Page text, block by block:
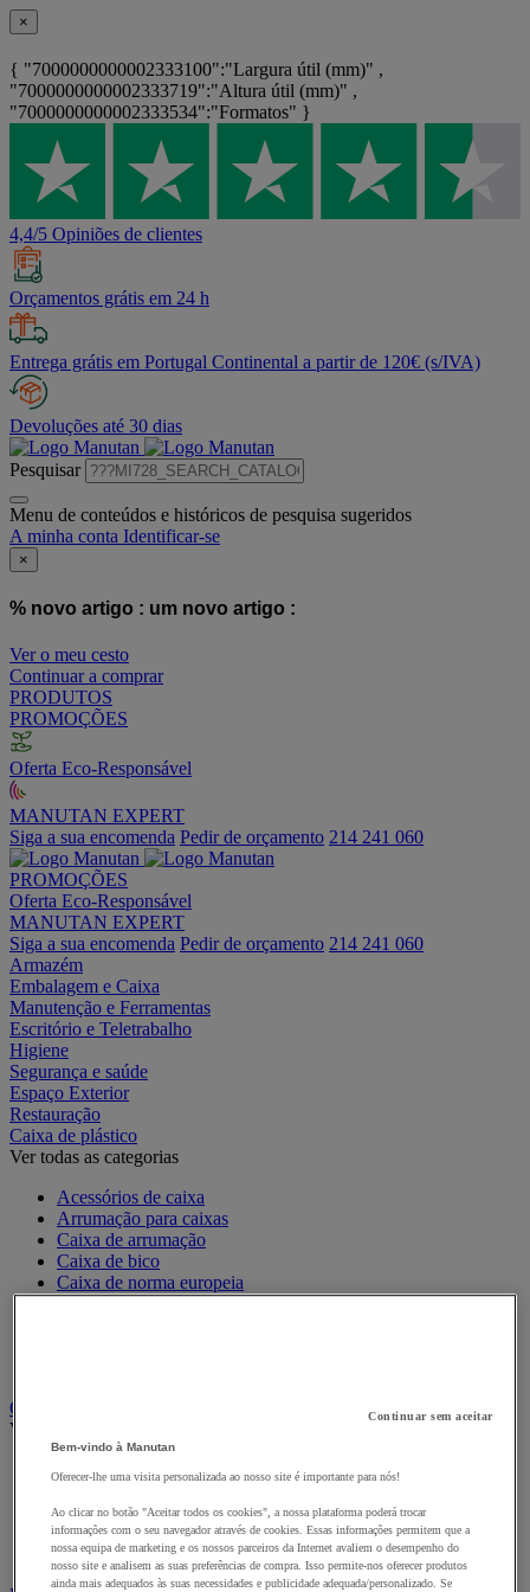
×
{ "7000000000002333100":"Largura útil (mm)" ,
"7000000000002333719":"Altura útil (mm)" ,
"7000000000002333534":"Formatos" }
4,4/5 Opiniões de clientes
Orçamentos grátis em 24 h
Entrega grátis em Portugal Continental a partir de 120€ (s/IVA)
Devoluções até 30 dias
Pesquisar
Menu de conteúdos e históricos de pesquisa sugeridos
A minha conta Identificar-se
×
% novo artigo : um novo artigo :
Ver o meu cesto
Continuar a comprar
PRODUTOS
PROMOÇÕES
Oferta Eco-Responsável
MANUTAN EXPERT
Siga a sua encomenda Pedir de orçamento 214 241 060
PROMOÇÕES
Oferta Eco-Responsável
MANUTAN EXPERT
Siga a sua encomenda Pedir de orçamento 214 241 060
Armazém
Embalagem e Caixa
Manutenção e Ferramentas
Escritório e Teletrabalho
Higiene
Segurança e saúde
Espaço Exterior
Restauração
Caixa de plástico
Ver todas as categorias
Acessórios de caixa
Arrumação para caixas
Caixa de arrumação
Caixa de bico
Caixa de norma europeia
Caixa de transporte
Caixas de cartão, envelopes e caixas de expedição
Ver todas as categorias
Caixa e tubo de expedição
Caixa em madeira
Caixas-palete de cartão
Envelope de expedição
Continuar sem aceitar
Bem-vindo à Manutan
Oferecer-lhe uma visita personalizada ao nosso site é importante para nós!
Ao clicar no botão "Aceitar todos os cookies", a nossa plataforma poderá trocar
informações com o seu navegador através de cookies. Essas informações permitem que a
nossa equipa de marketing e os nossos parceiros da Internet avaliem o desempenho do
nosso site e analisem as suas preferências de compra. Isso permite-nos oferecer produtos
ainda mais adequados às suas necessidades e publicidade adequada/personalizado. Se